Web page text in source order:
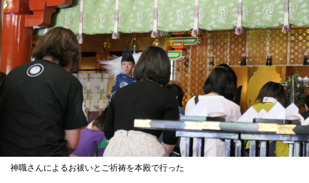
神職さんによるお祓いとご祈祷を本殿で行った